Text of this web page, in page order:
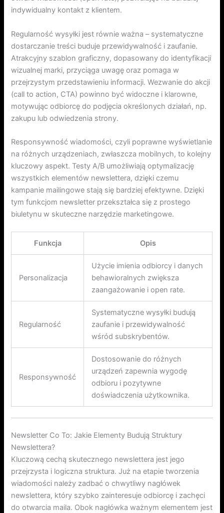
indywidualny kontakt z klientem.
Regularność wysyłki jest równie ważna – systematyczne
dostarczanie treści buduje przewidywalność i zaufanie.
Atrakcyjny szablon graficzny, dopasowany do identyfikacji
wizualnej marki, przyciąga uwagę oraz pomaga w
przejrzystym przedstawieniu informacji. Wezwanie do akcji
(call to action, CTA) powinno być widoczne i klarowne,
motywując odbiorcę do podjęcia określonych działań, np.
zakupu lub odwiedzenia strony.
Responsywność wiadomości, czyli poprawne wyświetlanie
na różnych urządzeniach, zwłaszcza mobilnych, to kolejny
kluczowy aspekt. Testy A/B umożliwiają optymalizację
wszystkich elementów newslettera, dzięki czemu
kampanie mailingowe stają się bardziej efektywne. Dzięki
tym funkcjom newsletter przekształca się z prostego
biuletynu w skuteczne narzędzie marketingowe.
Funkcja Opis
Personalizacja
Użycie imienia odbiorcy i danych
behawioralnych zwiększa
zaangażowanie i open rate.
Regularność
Systematyczne wysyłki budują
zaufanie i przewidywalność
wśród subskrybentów.
Responsywność
Dostosowanie do różnych
urządzeń zapewnia wygodę
odbioru i pozytywne
doświadczenia użytkownika.
Newsletter Co To: Jakie Elementy Budują Struktury
Newslettera?
Kluczową cechą skutecznego newslettera jest jego
przejrzysta i logiczna struktura. Już na etapie tworzenia
wiadomości należy zadbać o chwytliwy nagłówek
newslettera, który szybko zainteresuje odbiorcę i zachęci
do otwarcia maila. Obok nagłówka ważnym elementem jest